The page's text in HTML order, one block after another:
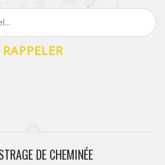
DE CHEMINÉE